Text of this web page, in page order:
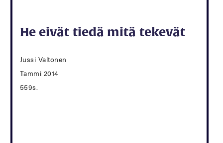
He eivät tiedä mitä tekevät
Jussi Valtonen
Tammi 2014
559s.